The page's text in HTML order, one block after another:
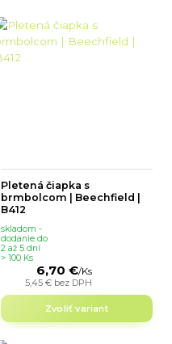
Pletená čiapka s
brmbolcom | Beechfield |
B412
6,70 €/Ks
5,45 € bez DPH
skladom -
dodanie do
2 až 5 dní
> 100 Ks
Zvoliť variant